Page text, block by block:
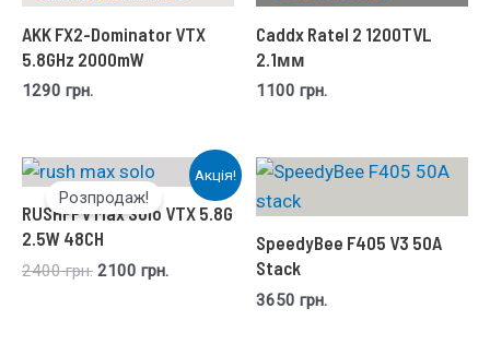
AKK FX2-Dominator VTX
5.8GHz 2000mW
1290 грн.
Caddx Ratel 2 1200TVL
2.1мм
1100 грн.
Акція!
Розпродаж!
RUSHFPV Max Solo VTX 5.8G
2.5W 48CH
2400грн. 2100 грн.
SpeedyBee F405 V3 50A
Stack
3650 грн.